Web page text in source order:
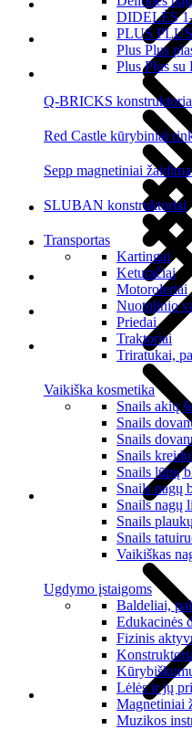
DIDELĖS
PLUS
Plus Plus
Plus Plus su
Q-BRICKS
Red Castle kūrybiniai
Sepp magnetiniai
SLUBAN konstruktoriai
Transportas
Kartingai
Keturačiai
Motoroleriai
Nuotolinio
Priedai
Traktoriai
Triratukai,
Vaikiška kosmetika
Snails akių
Snails
Snails
Snails
Snails lūpų
Snails nagų
Snails nagų
Snails
Snails
Vaikiškas
Ugdymo įstaigoms
Baldeliai,
Edukacinės
Fizinis
Lėlės ir jų
Magnetiniai
Muzikos